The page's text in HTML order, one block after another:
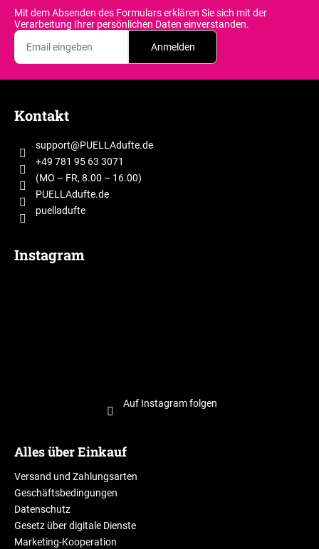
Mit dem Absenden des Formulars erklären Sie sich mit der
Verarbeitung Ihrer persönlichen Daten einverstanden.
Anmelden
Kontakt
support@PUELLAdufte.de
+49 781 95 63 3071
(MO – FR, 8.00 – 16.00)
PUELLAdufte.de
puelladufte
Instagram
Auf Instagram folgen
Alles über Einkauf
Versand und Zahlungsarten
Geschäftsbedingungen
Datenschutz
Gesetz über digitale Dienste
Marketing-Kooperation